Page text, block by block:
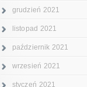
grudzień 2021
listopad 2021
październik 2021
wrzesień 2021
styczeń 2021